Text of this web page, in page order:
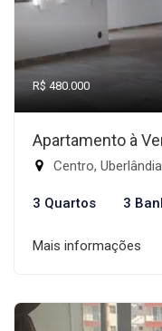
R$ 480.000
Apartamento à
Centro,
3 Quartos 3
Mais informações